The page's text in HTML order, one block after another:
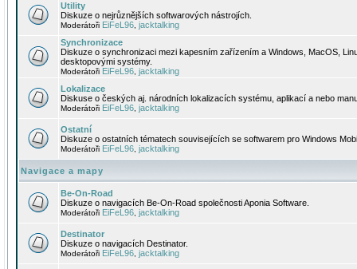
Utility
Diskuze o nejrůznějších softwarových nástrojích.
Moderátoři EiFeL96 jacktalking
Synchronizace
Diskuze o synchronizaci mezi kapesním zařízením a Windows, MacOS,
desktopovými systémy.
Moderátoři EiFeL96 jacktalking
Lokalizace
Diskuse o českých aj. národních lokalizacích systému, aplikací a nebo
Moderátoři EiFeL96 jacktalking
Ostatní
Diskuze o ostatních tématech souvisejících se softwarem pro Windows
Moderátoři EiFeL96 jacktalking
Navigace a mapy
Be-On-Road
Diskuze o navigacích Be-On-Road společnosti Aponia Software.
Moderátoři EiFeL96 jacktalking
Destinator
Diskuze o navigacích Destinator.
Moderátoři EiFeL96 jacktalking